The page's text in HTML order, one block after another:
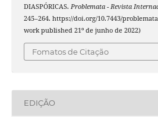
DIASPÓRICAS. Problemata - Revista
245–264. https://doi.org/10.7443/
work published 21º de junho de 2022)
Fomatos de Citação
EDIÇÃO